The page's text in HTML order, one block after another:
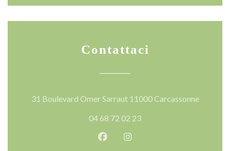
Contattaci
31 Boulevard Omer Sarraut 11000 Carcassonne((apre
04 68 72 02 23
Facebook ((apre una nuova
Instagram ((apre una